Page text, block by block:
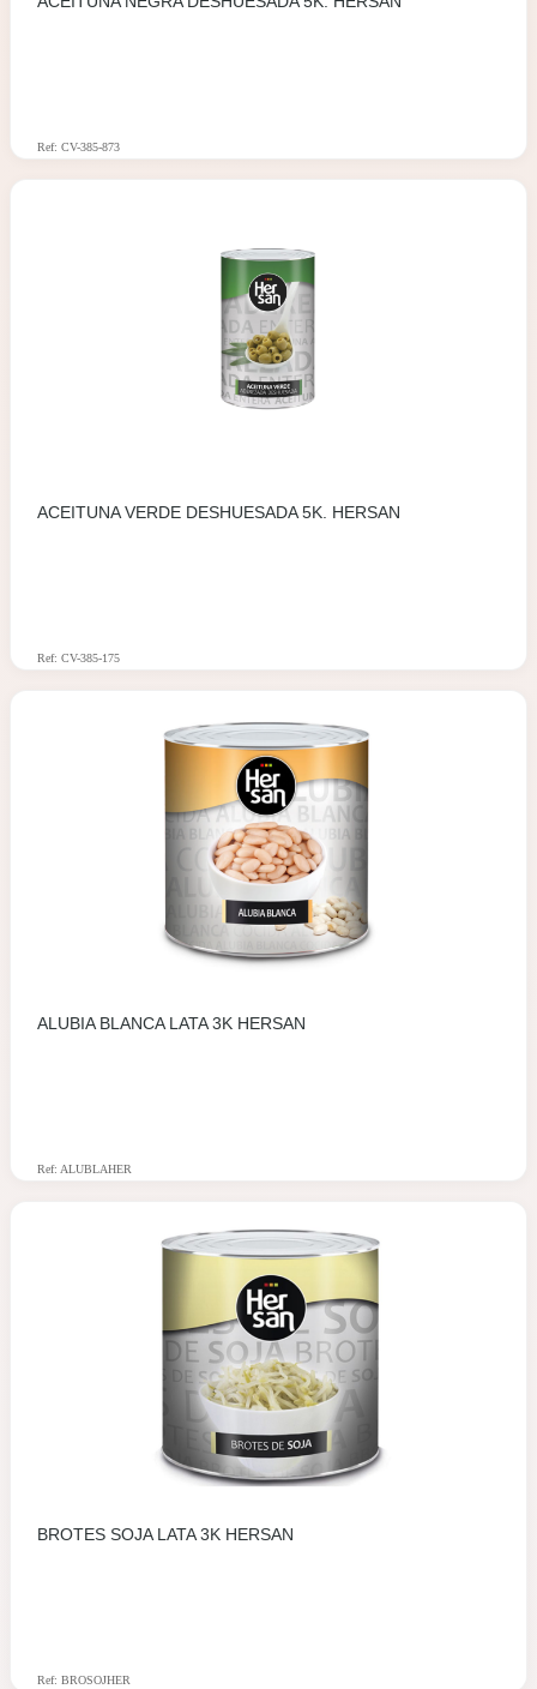
Ref: CV-385-873
ACEITUNA VERDE DESHUESADA 5K. HERSAN
Ref: CV-385-175
ALUBIA BLANCA LATA 3K HERSAN
Ref: ALUBLAHER
BROTES SOJA LATA 3K HERSAN
Ref: BROSOJHER